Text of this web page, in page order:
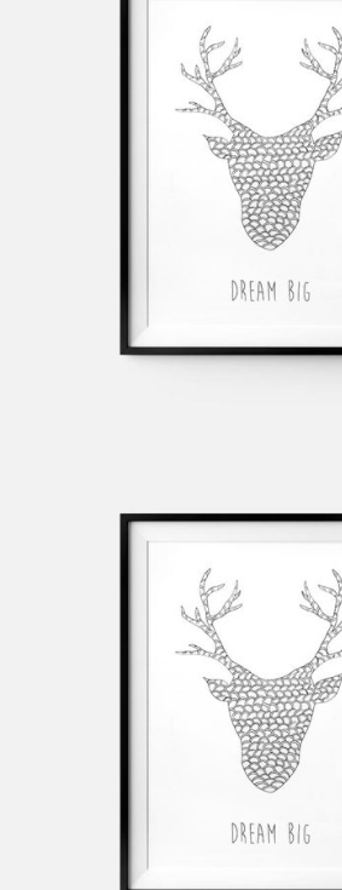
BEACH
Design
BEACH
Design